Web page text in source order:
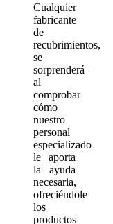
Cualquier
fabricante
de
recubrimientos,
se
sorprenderá
al
comprobar
cómo
nuestro
personal
especializado
le aporta
la ayuda
necesaria,
ofreciéndole
los
productos